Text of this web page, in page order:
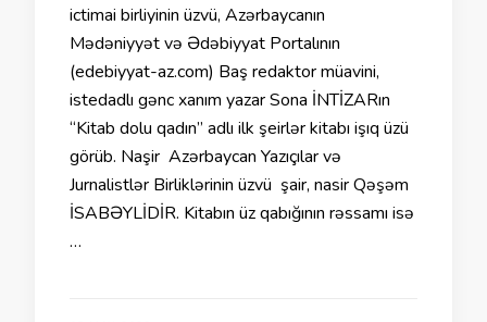
ictimai birliyinin üzvü, Azərbaycanın
Mədəniyyət və Ədəbiyyat Portalının
(edebiyyat-az.com) Baş redaktor müavini,
istedadlı gənc xanım yazar Sona İNTİZARın
“Kitab dolu qadın” adlı ilk şeirlər kitabı işıq üzü
görüb. Naşir Azərbaycan Yazıçılar və
Jurnalistlər Birliklərinin üzvü şair, nasir Qəşəm
İSABƏYLİDİR. Kitabın üz qabığının rəssamı isə
…